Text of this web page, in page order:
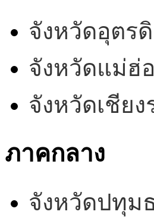
จังหวัดอุตร
จังหวัดแม่ฮ่
จังหวัดเชียง
ภาคกลาง
จังหวัดปทุม